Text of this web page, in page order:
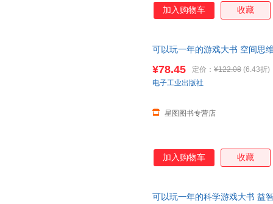
加入购物车 收藏
可以玩一年的游戏大书 空间思
¥78.45 定价： ¥122.08 (6.43折)
星图图书专营店
电子工业出版社
加入购物车 收藏
可以玩一年的科学游戏大书 益